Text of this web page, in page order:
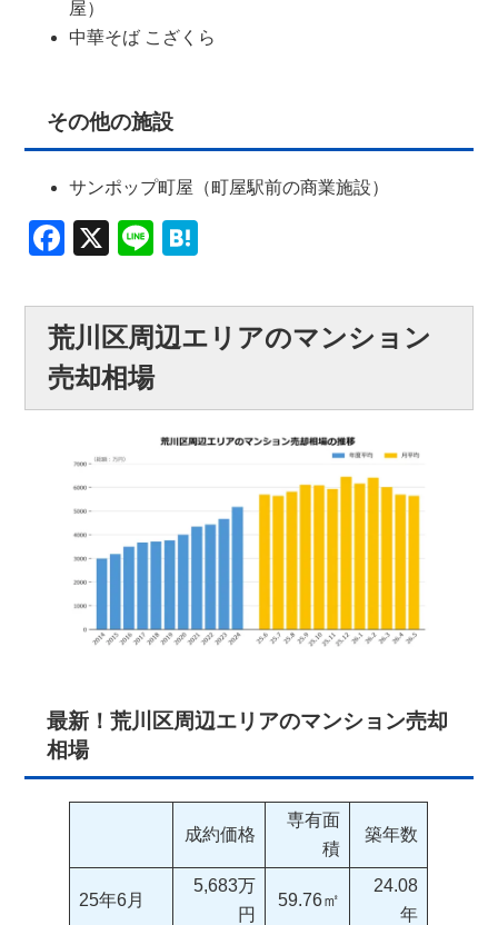
屋）
中華そば こざくら
その他の施設
サンポップ町屋（町屋駅前の商業施設）
Facebook
X Line
荒川区周辺エリアのマンション
売却相場
最新！荒川区周辺エリアのマンション売却
相場
成約価格
専有面
積
築年数
25年6月
5,683万
円
59.76㎡
24.08
年